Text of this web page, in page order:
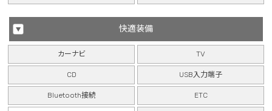
快適装備
カーナビ TV
CD USB入力端子
Bluetooth接続 ETC